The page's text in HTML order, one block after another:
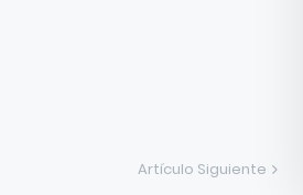
Artículo Siguiente